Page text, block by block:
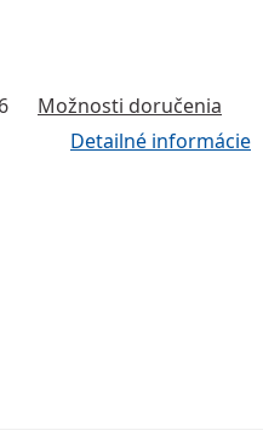
Možnosti doručenia
Detailné informácie